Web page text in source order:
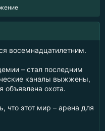
восемнадцатилетним.
– стал последним
каналы выжжены,
объявлена охота.
что этот мир – арена для